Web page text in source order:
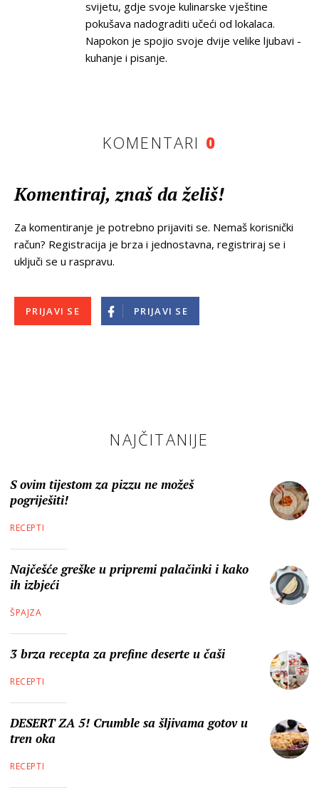
svijetu, gdje svoje kulinarske vještine
pokušava nadograditi učeći od lokalaca.
Napokon je spojio svoje dvije velike ljubavi -
kuhanje i pisanje.
KOMENTARI 0
Komentiraj, znaš da želiš!
Za komentiranje je potrebno prijaviti se. Nemaš korisnički
račun? Registracija je brza i jednostavna, registriraj se i
uključi se u raspravu.
PRIJAVI SE PRIJAVI SE
NAJČITANIJE
S ovim tijestom za pizzu ne možeš
pogriješiti!
RECEPTI
Najčešće greške u pripremi palačinki i kako
ih izbjeći
ŠPAJZA
3 brza recepta za prefine deserte u čaši
RECEPTI
DESERT ZA 5! Crumble sa šljivama gotov u
tren oka
RECEPTI